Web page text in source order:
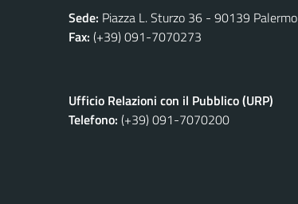
Sede: Piazza L. Sturzo 36 - 90139 Palermo
Fax: (+39) 091-7070273
Ufficio Relazioni con il Pubblico (URP)
Telefono: (+39) 091-7070200